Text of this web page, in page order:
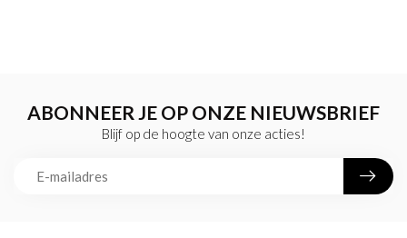
ABONNEER JE OP ONZE NIEUWSBRIEF
Blijf op de hoogte van onze acties!